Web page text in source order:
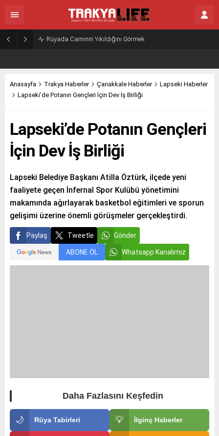
Rüyada Caminin Yıkıldığını Görmek
Anasayfa Trakya Haberler Çanakkale Haberler
Lapseki Haberler
Lapseki’de Potanın Gençleri İçin Dev İş Birliği
Lapseki’de Potanın Gençleri
İçin Dev İş Birliği
Lapseki Belediye Başkanı Atilla Öztürk, ilçede yeni
faaliyete geçen İnfernal Spor Kulübü yönetimini
makamında ağırlayarak basketbol eğitimleri ve sporun
gelişimi üzerine önemli görüşmeler gerçekleştirdi.
Paylaş Tweetle Gönder
ABONE OL Whatsapp Kanalımız
Daha Fazlasını Keşfedin
🌙 Rüya Tabirleri 💡 İlginç Haberler